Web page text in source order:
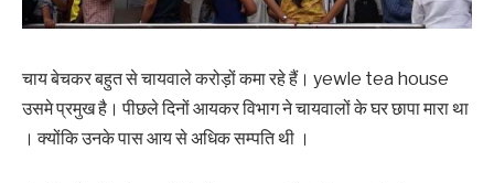
‌‌‌चाय बेचकर बहुत से चायवाले करोड़ों कमा रहे हैं। yewle tea house
उसमे प्रमुख है। पीछले दिनों आयकर विभाग ने चायवालों के घर छापा मारा था
। क्योंकि उनके पास आय से अधिक सम्पति थी ।